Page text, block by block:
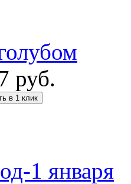
руб.
в 1 клик
1 января